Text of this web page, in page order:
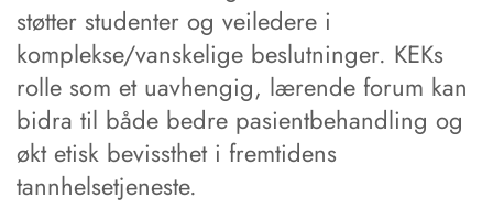
støtter studenter og veiledere i
komplekse/vanskelige beslutninger. KEKs
rolle som et uavhengig, lærende forum kan
bidra til både bedre pasientbehandling og
økt etisk bevissthet i fremtidens
tannhelsetjeneste.